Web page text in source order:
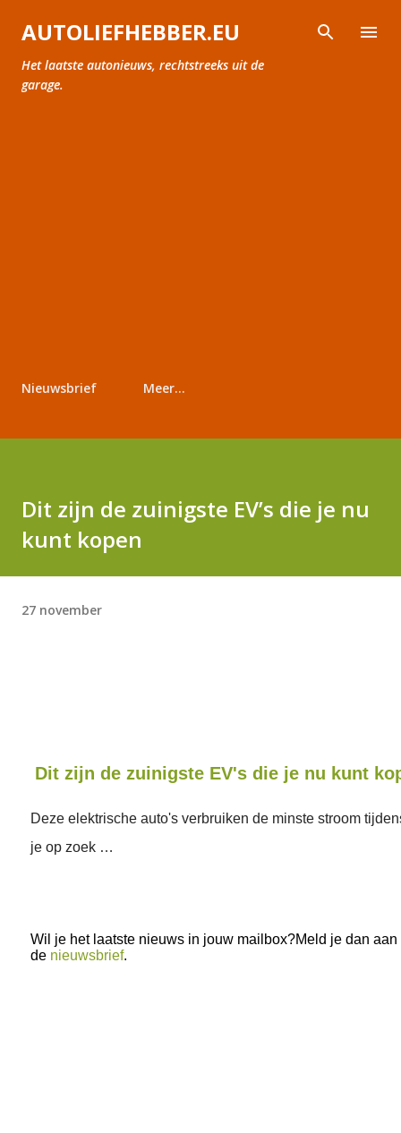
Doorgaan naar hoofdcontent
AUTOLIEFHEBBER.EU
Het laatste autonieuws, rechtstreeks uit de
garage.
Nieuwsbrief Meer…
Dit zijn de zuinigste EV’s die je nu
kunt kopen
27 november
Dit zijn de zuinigste EV's die je nu kunt
Deze elektrische auto's verbruiken de minste stroom
je op zoek …
Wil je het laatste nieuws in jouw mailbox?Meld je dan aan
de nieuwsbrief.